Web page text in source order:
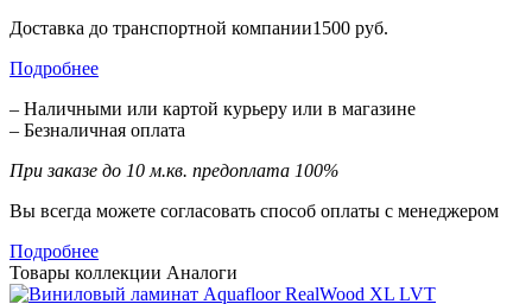
Доставка до транспортной компании1500 руб.
Подробнее
– Наличными или картой курьеру или в магазине
– Безналичная оплата
При заказе до 10 м.кв. предоплата 100%
Вы всегда можете согласовать способ оплаты с менеджером
Подробнее
Товары коллекции Аналоги